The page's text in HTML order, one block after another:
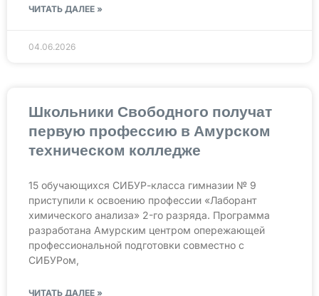
ЧИТАТЬ ДАЛЕЕ »
04.06.2026
Школьники Свободного получат
первую профессию в Амурском
техническом колледже
15 обучающихся СИБУР-класса гимназии № 9
приступили к освоению профессии «Лаборант
химического анализа» 2-го разряда. Программа
разработана Амурским центром опережающей
профессиональной подготовки совместно с
СИБУРом,
ЧИТАТЬ ДАЛЕЕ »